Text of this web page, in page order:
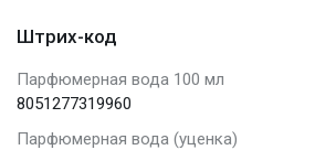
Штрих-код
Парфюмерная вода 100 мл
8051277319960
Парфюмерная вода (уценка)